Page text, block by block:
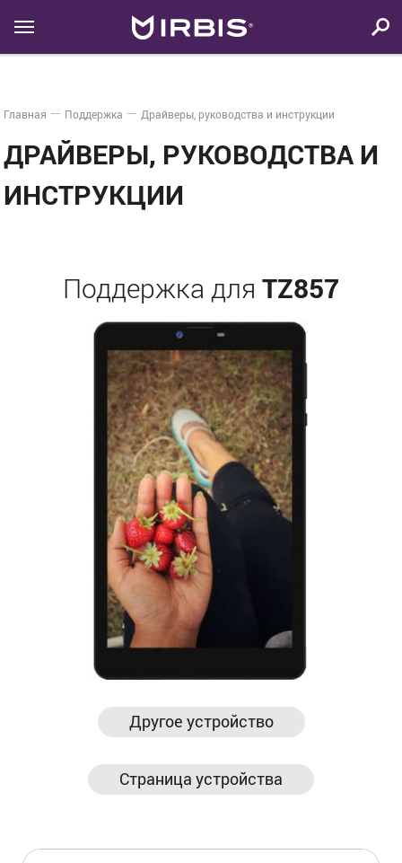
Главная Поддержка Драйверы, руководства и инструкции
ДРАЙВЕРЫ, РУКОВОДСТВА И
ИНСТРУКЦИИ
Поддержка для TZ857
Другое устройство
Страница устройства